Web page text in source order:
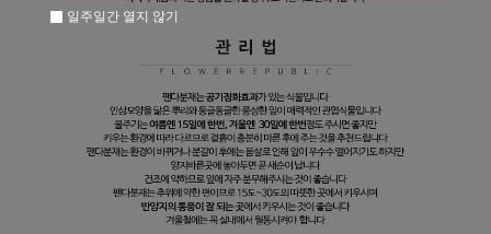
일주일간 열지 않기